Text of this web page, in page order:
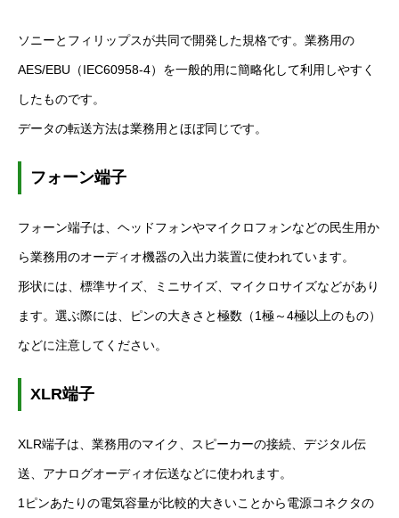
ソニーとフィリップスが共同で開発した規格です。業務用の
AES/EBU （IEC60958-4）を一般的用に簡略化して利用しやすく
したものです。
データの転送方法は業務用とほぼ同じです。
フォーン端子
フォーン端子は、ヘッドフォンやマイクロフォンなどの民生用か
ら業務用のオーディオ機器の入出力装置に使われています。
形状には、標準サイズ、ミニサイズ、マイクロサイズなどがあり
ます。選ぶ際には、ピンの大きさと極数（1極～4極以上のもの）
などに注意してください。
XLR端子
XLR端子は、業務用のマイク、スピーカーの接続、デジタル伝
送、アナログオーディオ伝送などに使われます。
1 ピンあたりの電気容量が比較的大きいことから電源コネクタの